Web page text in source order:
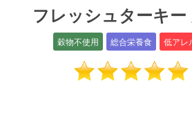
フレッシュターキー
穀物不使用 総合栄養食 低アレ